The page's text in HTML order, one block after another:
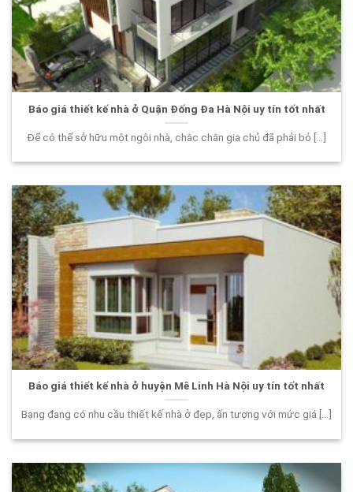
Báo giá thiết kế nhà ở Quận Đống Đa Hà Nội uy tín tốt nhất
Để có thể sở hữu một ngôi nhà, chắc chắn gia chủ đã phải bỏ [...]
Báo giá thiết kế nhà ở huyện Mê Linh Hà Nội uy tín tốt nhất
Bạng đang có nhu cầu thiết kế nhà ở đẹp, ấn tượng với mức giá [...]